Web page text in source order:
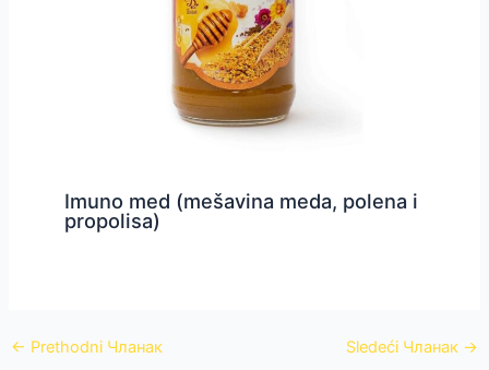
Imuno med (mešavina meda, polena i
propolisa)
← Prethodni Чланак Sledeći Чланак →